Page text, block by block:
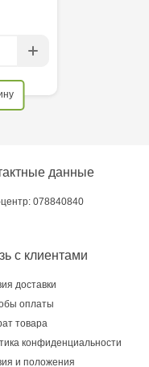
с клиентами
доставки
оплаты
товара
конфиденциальности
и положения
данные
078840840